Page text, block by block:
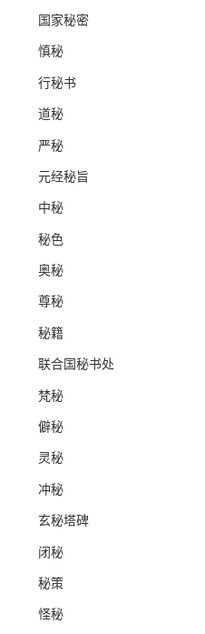
国家秘密
慎秘
行秘书
道秘
严秘
元经秘旨
中秘
秘色
奥秘
尊秘
秘籍
联合国秘书处
梵秘
僻秘
灵秘
冲秘
玄秘塔碑
闭秘
秘策
怪秘